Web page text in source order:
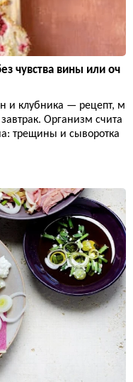
чувства вины или оч
и клубника — рецепт, м
Организм счита
трещины и сыворотка